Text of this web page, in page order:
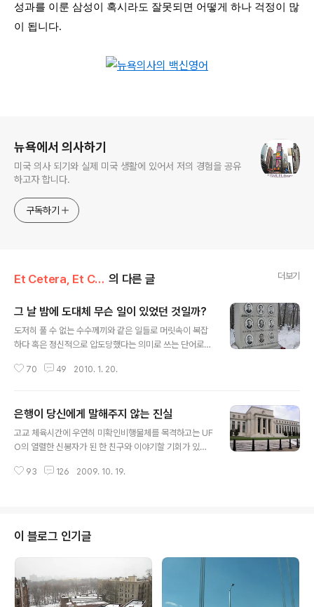
성과를 이룬 삼성이 혹시라도 잘못되면 어떻게 하나 걱정이 많
이 됩니다.
뉴욕에서 의사하기
미국 의사 되기와 실제 미국 생활에 있어서 저의 경험을 공유
하고자 합니다.
구독하기
Et Cetera, Et Cetera, Et Cetera 의 다른 글 더보기
그 날 밤에 도대체 무슨 일이 있었던 것일까?
도저히 풀 수 없는 수수께끼와 같은 일들로 머릿속이 복잡
하다 혹은 정신적으로 압도당했다는 의미로 쓰는 단어로서
-boggling한 사건이라면 피라미드와 같은 고대의 미스터
FO나 설인의 이야기가 특히 mind-boggling했었고요.
정초부터 이런 이야기를 해도 될지 모르겠다는 생각이 들
었습니다만 저에게 최근 가장 ‘mind-boggling’ 했던 것
형적인 음모론과 과학적인 추리를 오가는 이야기이지만 워
70 49 2010. 1. 20.
은행이 당신에게 말해주지 않는 진실
고교 체육시간에 우연히 미확인비행물체를 목격하고는 UF
O의 열렬한 신봉자가 된 한 친구와 이야기할 기회가 있었
성 물체가 정지해서 떠 있으면서 인간들의 행동을 관찰하
거나 말거나 지만 본인에게는 꽤 심각한 경험이었던 것 같
습니다. 저는 이 친구의 말에 저를 속일 의도가 없었다는 의
미에서 그 진실성을 믿습니다만 이 친구가 뭔가 잘못 보았
을 가능성을 배제할 수 없기 때문에 그냥 한 귀로 흘려 듣기
만 하고 특별히 따지고 들어 본 적은 없습니다. 그런데 한번
은 농담 삼아서 이 친구를 괜히 약 올릴..
93 126 2009. 10. 19.
이 블로그 인기글